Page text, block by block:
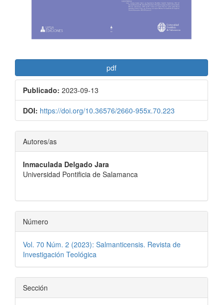
pdf
Publicado: 2023-09-13
DOI: https://doi.org/10.36576/2660-955x.70.223
Contenido
principal
del
Autores/as
Inmaculada Delgado Jara
Universidad Pontificia de Salamanca
Número
Vol. 70 Núm. 2 (2023): Salmanticensis. Revista de
Investigación Teológica
Sección